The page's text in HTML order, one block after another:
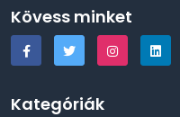
Kövess minket
Kategóriák